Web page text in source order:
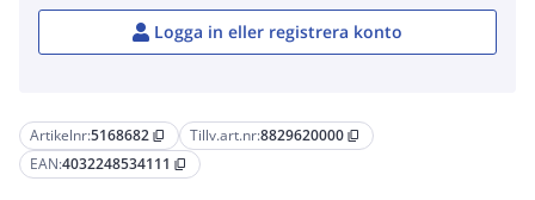
Artikelnr:5168682 content_copy Tillv.art.nr:8829620000 content_copy
EAN:4032248534111 content_copy
Logga in eller registrera konto